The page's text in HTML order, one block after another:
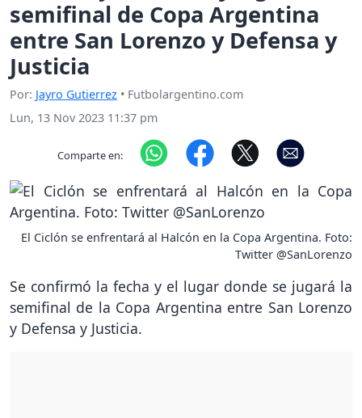
semifinal de Copa Argentina
entre San Lorenzo y Defensa y
Justicia
Por: Jayro Gutierrez • Futbolargentino.com
Lun, 13 Nov 2023 11:37 pm
Comparte en:
El Ciclón se enfrentará al Halcón en la Copa Argentina. Foto:
Twitter @SanLorenzo
Se confirmó la fecha y el lugar donde se jugará la
semifinal de la Copa Argentina entre San Lorenzo
y Defensa y Justicia.